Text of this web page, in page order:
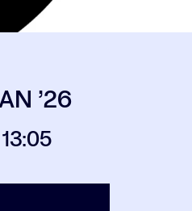
’26
13:05